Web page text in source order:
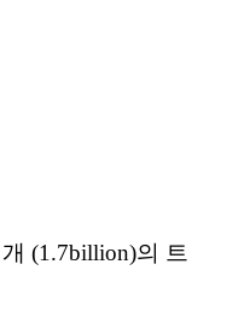
(1.7billion)의 트